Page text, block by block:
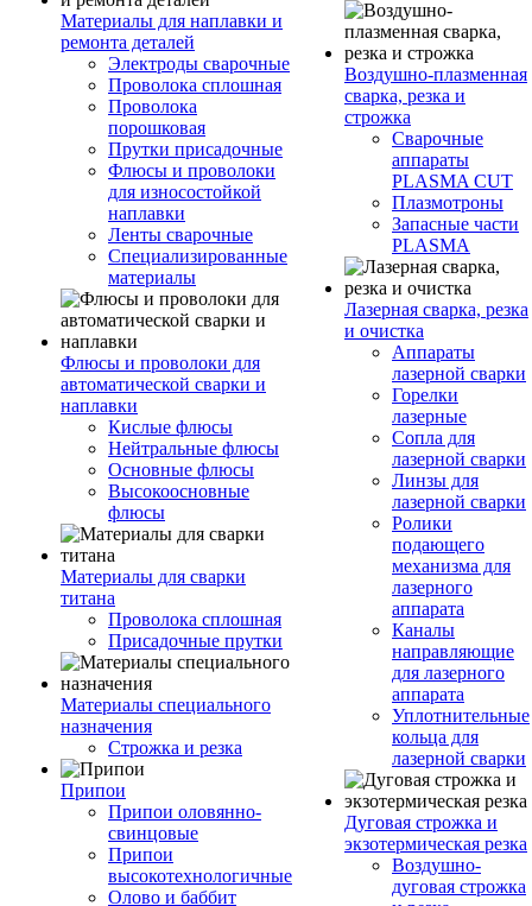
Материалы для наплавки и
ремонта деталей
Электроды сварочные
Проволока сплошная
Проволока
порошковая
Прутки присадочные
Флюсы и проволоки
для износостойкой
наплавки
Ленты сварочные
Специализированные
материалы
Флюсы и проволоки для
автоматической сварки и
наплавки
Кислые флюсы
Нейтральные флюсы
Основные флюсы
Высокоосновные
флюсы
Материалы для сварки
титана
Проволока сплошная
Присадочные прутки
Материалы специального
назначения
Строжка и резка
Припои
Припои оловянно-
свинцовые
Припои
высокотехнологичные
Олово и баббит
Воздушно-плазменная
сварка, резка и
строжка
Сварочные
аппараты
PLASMA CUT
Плазмотроны
Запасные части
PLASMA
Лазерная сварка, резка
и очистка
Аппараты
лазерной сварки
Горелки
лазерные
Сопла для
лазерной сварки
Линзы для
лазерной сварки
Ролики
подающего
механизма для
лазерного
аппарата
Каналы
направляющие
для лазерного
аппарата
Уплотнительные
кольца для
лазерной сварки
Дуговая строжка и
экзотермическая резка
Воздушно-
дуговая строжка